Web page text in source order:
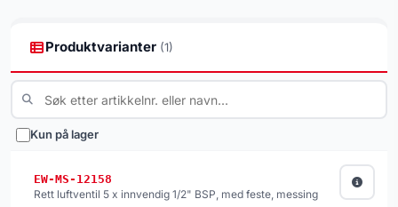
Produktvarianter (1)
Kun på lager
EW-MS-12158
Rett luftventil 5 x innvendig 1/2" BSP, med feste, messing